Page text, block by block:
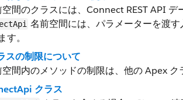
間のクラスには、Connect REST API
名前空間には、パラメーターを渡
す。
の制限について
間内のメソッドの制限は、他の Apex ク
クラス